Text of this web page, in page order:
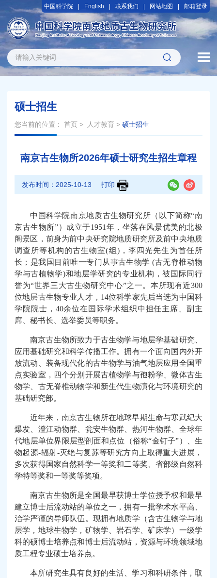
中国科学院 English 联系我们 网站地图 邮箱登录
硕士招生
您当前的位置： 首页 > 人才教育 > 硕士招生
南京古生物所2026年硕士研究生招生章程
发布时间： 2025-10-13 打印
中国科学院南京地质古生物研究所（以下简称“南
京古生物所”）成立于1951 年，坐落在风景优美的北极
阁景区，前身为前中央研究院地质研究所及前中央地质
调查所等机构的古生物室(组 )，李四光先生为首任所
长；是我国 目前唯一专门从事古生物学 (古无脊椎动物
学与古植物学)和地层学研究的专业机构，被国际同行
誉为“世界三大古生物研究中心”之一。本所现有近300
位地层古生物专业人才， 14位科学家先后当选为中国科
学院院士， 40余位在国际学术组织中担任主席、副主
席、秘书长、选举委员等职务。
南京古生物所致力于古生物学与地层学基础研究、
应用基础研究和科学传播工作。拥有一个面向国内外开
放流动、装备现代化的古生物学与油气地层应用全国重
点实验室，四个分别开展古植物学与孢粉学、微体古生
物学、古无脊椎动物学和新生代生物演化与环境研究的
基础研究部。
近年来，南京古生物所在地球早期生命与寒武纪大
爆发、澄江动物群、瓮安生物群、热河生物群、全球年
代地层单位界限层型剖面和点位（俗称“金钉子”）、生
物起源-辐射-灭绝与复苏等研究方向上取得重大进展，
多次获得国家自然科学一等奖和二等奖、省部级自然科
学特等奖和一等奖等奖项。
南京古生物所是全国最早获博士学位授予权和最早
建立博士后流动站的单位之一，拥有一批学术水平高、
治学严谨的导师队伍。现拥有地质学（含古生物学与地
层学，地球生物学，矿物学、岩石学、矿床学）一级学
科的硕博士培养点和博士后流动站，资源与环境领域地
质工程专业硕士培养点。
本所研究生具有良好的生活、学习和科研条件，取